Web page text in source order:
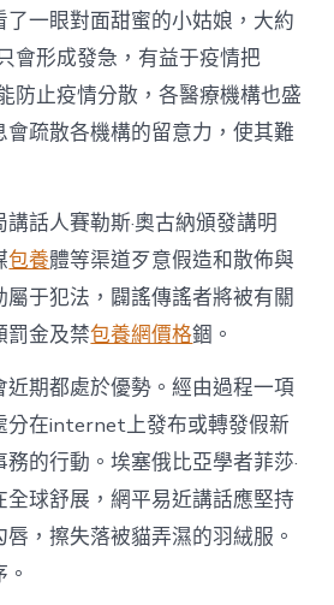
一眼對面甜蜜的小姑娘，大約
會形成發急，有益于疫情把
防止疫情分散，各醫療機構也盛
疏散各機構的留意力，使其難
講話人賽勒斯·奧古納頒發講明
包養體等渠道歹意假造和散佈與
于犯法，闢謠傳謠者將被有關
罰金及禁包養網價格錮。
期都處於優勢。經由過程一項
分在internet上發布或轉發假新
的行動。埃塞俄比亞學者菲莎·
球舒展，網平易近講話應堅持
，擦失落被貓弄濕的羽絨服。